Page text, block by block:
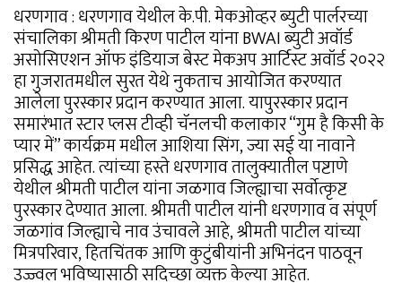
धरणगाव : धरणगाव येथील के.पी. मेकओव्हर ब्युटी पार्लरच्या
संचालिका श्रीमती किरण पाटील यांना BWAI ब्युटी अवॉर्ड
असोसिएशन ऑफ इंडियाज बेस्ट मेकअप आर्टिस्ट अवॉर्ड २०२२
हा गुजरातमधील सुरत येथे नुकताच आयोजित करण्यात
आलेला पुरस्कार प्रदान करण्यात आला. यापुरस्कार प्रदान
समारंभात स्टार प्लस टीव्ही चॅनलची कलाकार “गुम है किसी के
प्यार में” कार्यक्रम मधील आशिया सिंग, ज्या सई या नावाने
प्रसिद्ध आहेत. त्यांच्या हस्ते धरणगाव तालुक्यातील पष्टाणे
येथील श्रीमती पाटील यांना जळगाव जिल्ह्याचा सर्वोत्कृष्ट
पुरस्कार देण्यात आला. श्रीमती पाटील यांनी धरणगाव व संपूर्ण
जळगांव जिल्ह्याचे नाव उंचावले आहे, श्रीमती पाटील यांच्या
मित्रपरिवार, हितचिंतक आणि कुटुंबीयांनी अभिनंदन पाठवून
उज्ज्वल भविष्यासाठी सदिच्छा व्यक्त केल्या आहेत.